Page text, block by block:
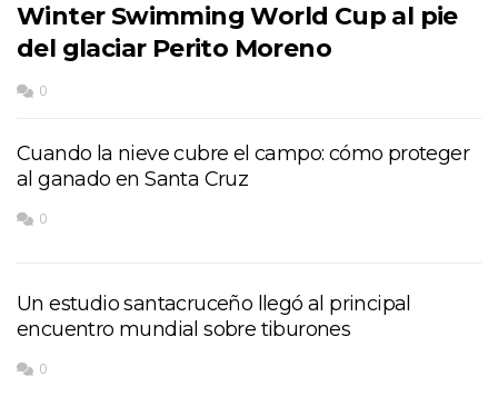
Winter Swimming World Cup al pie
del glaciar Perito Moreno
0
Cuando la nieve cubre el campo: cómo proteger
al ganado en Santa Cruz
0
Un estudio santacruceño llegó al principal
encuentro mundial sobre tiburones
0